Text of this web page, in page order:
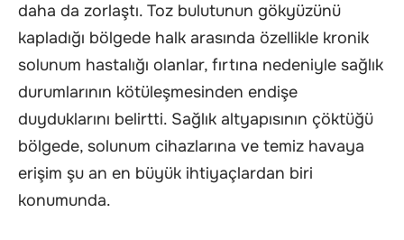
daha da zorlaştı. Toz bulutunun gökyüzünü
kapladığı bölgede halk arasında özellikle kronik
solunum hastalığı olanlar, fırtına nedeniyle sağlık
durumlarının kötüleşmesinden endişe
duyduklarını belirtti. Sağlık altyapısının çöktüğü
bölgede, solunum cihazlarına ve temiz havaya
erişim şu an en büyük ihtiyaçlardan biri
konumunda.